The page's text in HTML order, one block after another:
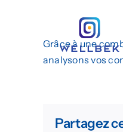
Grâce à une
analysons vos
Partagez